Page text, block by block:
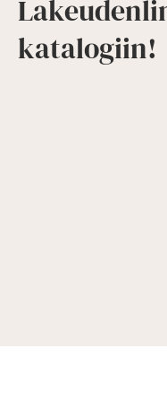
katalogiin!